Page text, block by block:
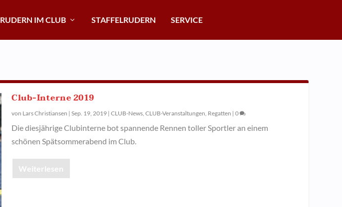
RUDERN IM CLUB STAFFELRUDERN SERVICE
Club-Interne 2019
von Lars Christiansen | Sep. 19, 2019 | CLUB-News, CLUB-Veranstaltungen, Regatten | 0
Die diesjährige Clubinterne bot spannende Rennen toller Sportler an einem
schönen Spätsommerabend im Club.
Weiterlesen